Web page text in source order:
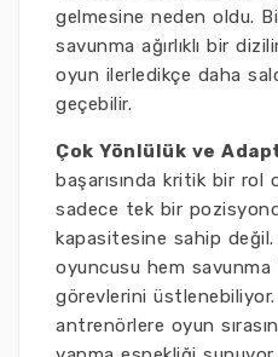
gelmesine neden oldu.
savunma ağırlıklı bir
oyun ilerledikçe daha
geçebilir.
Çok Yönlülük ve
başarısında kritik bir rol
sadece tek bir
kapasitesine sahip
oyuncusu hem savunma
görevlerini
antrenörlere oyun